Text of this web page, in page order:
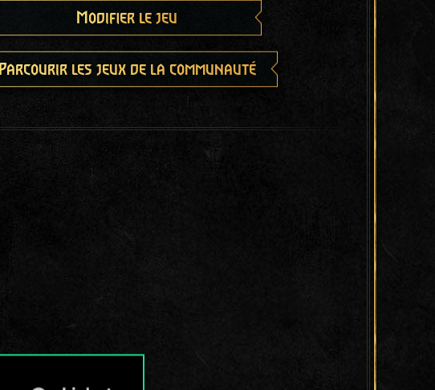
Modifier le jeu
Parcourir les jeux de la communauté